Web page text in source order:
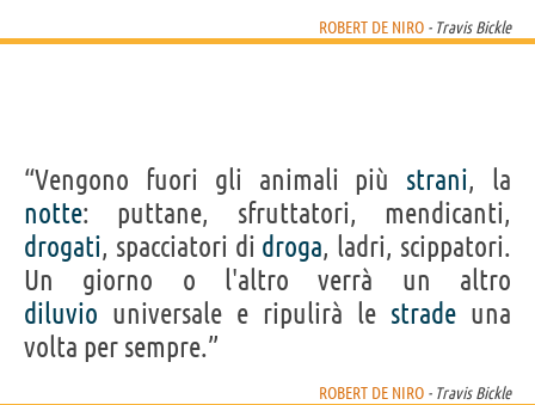
ROBERT DE NIRO - Travis Bickle
“Vengono fuori gli animali più strani, la
notte: puttane, sfruttatori, mendicanti,
drogati, spacciatori di droga, ladri, scippatori.
Un giorno o l'altro verrà un altro
diluvio universale e ripulirà le strade una
volta per sempre.”
ROBERT DE NIRO - Travis Bickle